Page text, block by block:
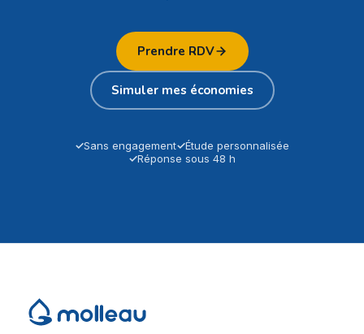
Prendre RDV
Simuler mes économies
Sans engagement
Étude personnalisée
Réponse sous 48 h